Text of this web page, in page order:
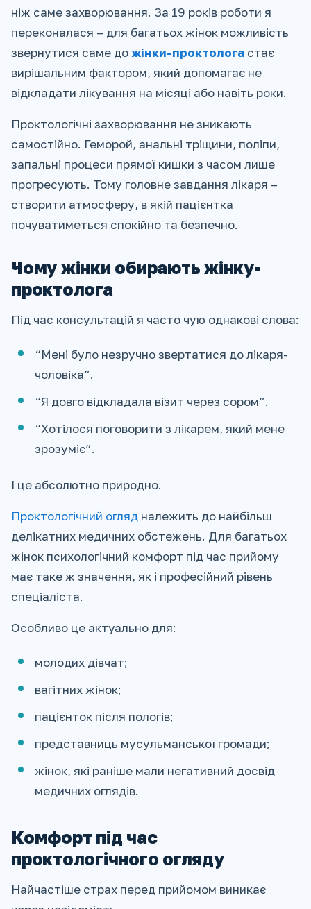
ніж саме захворювання. За 19 років роботи я
переконалася – для багатьох жінок можливість
звернутися саме дожінки-проктолога стає
вирішальним фактором, який допомагає не
відкладати лікування на місяці або навіть роки.
Проктологічні захворювання не зникають
самостійно. Геморой, анальні тріщини, поліпи,
запальні процеси прямої кишки з часом лише
прогресують. Тому головне завдання лікаря –
створити атмосферу, в якій пацієнтка
почуватиметься спокійно та безпечно.
Чому жінки обирають жінку-
проктолога
Під час консультацій я часто чую однакові слова:
“Мені було незручно звертатися до лікаря-
чоловіка”.
“Я довго відкладала візит через сором”.
“Хотілося поговорити з лікарем, який мене
зрозуміє”.
І це абсолютно природно.
Проктологічний огляд належить до найбільш
делікатних медичних обстежень. Для багатьох
жінок психологічний комфорт під час прийому
має таке ж значення, як і професійний рівень
спеціаліста.
Особливо це актуально для:
молодих дівчат;
вагітних жінок;
пацієнток після пологів;
представниць мусульманської громади;
жінок, які раніше мали негативний досвід
медичних оглядів.
Комфорт під час
проктологічного огляду
Найчастіше страх перед прийомом виникає